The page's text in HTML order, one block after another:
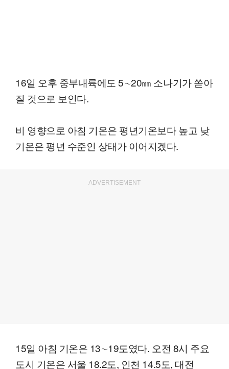
16일 오후 중부내륙에도 5∼20㎜ 소나기가 쏟아
질 것으로 보인다.
비 영향으로 아침 기온은 평년기온보다 높고 낮
기온은 평년 수준인 상태가 이어지겠다.
ADVERTISEMENT
15일 아침 기온은 13∼19도였다. 오전 8시 주요
도시 기온은 서울 18.2도, 인천 14.5도, 대전